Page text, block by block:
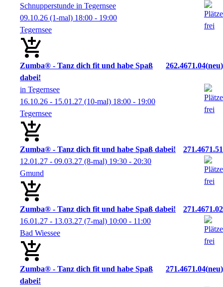
Schnupperstunde in Tegernsee
09.10.26 (1-mal) 18:00 - 19:00
Tegernsee
Zumba® - Tanz dich fit und habe Spaß
dabei!
262.4671.04 neu
in Tegernsee
16.10.26 - 15.01.27 (10-mal) 18:00 - 19:00
Tegernsee
Zumba® - Tanz dich fit und habe Spaß dabei!
271.4671.51
12.01.27 - 09.03.27 (8-mal) 19:30 - 20:30
Gmund
Zumba® - Tanz dich fit und habe Spaß dabei!
271.4671.02
16.01.27 - 13.03.27 (7-mal) 10:00 - 11:00
Bad Wiessee
Zumba® - Tanz dich fit und habe Spaß
dabei!
271.4671.04 neu